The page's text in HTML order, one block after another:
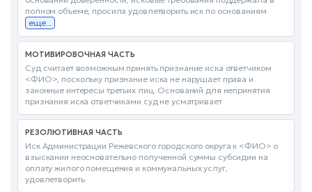
полном объеме, просила удовлетворить иск по основаниям
еще...
МОТИВИРОВОЧНАЯ ЧАСТЬ
Суд считает возможным принять признание иска ответчиком
<ФИО>, поскольку признание иска не нарушает права и
законные интересы третьих лиц. Оснований для непринятия
признания иска ответчиками суд не усматривает
РЕЗОЛЮТИВНАЯ ЧАСТЬ
Иск Администрации Режевского городского округа к <ФИО> о
взыскании неосновательно полученной суммы субсидии на
оплату жилого помещения и коммунальных услуг,
удовлетворить